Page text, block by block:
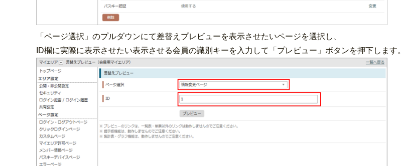
「ページ選択」のプルダウンにて差替えプレビューを表示させたいページを選択し、
ID欄に実際に表示させたい表示させる会員の識別キーを入力して「プレビュー」ボタンを押下します。